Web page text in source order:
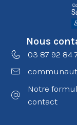
Nous
03 87 92 84
Notre
contact